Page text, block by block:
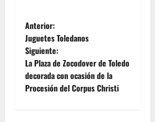
N
a
v
e
Anterior:
Juguetes Toledanos
Siguiente:
La Plaza de Zocodover de Toledo
decorada con ocasión de la
Procesión del Corpus Christi